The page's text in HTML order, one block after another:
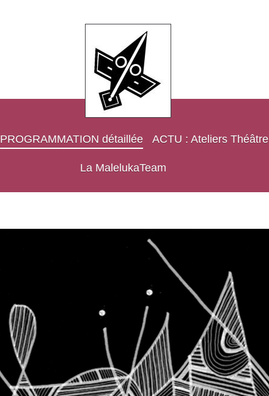
PROGRAMMATION détaillée ACTU : Ateliers Théâtre
La MalelukaTeam